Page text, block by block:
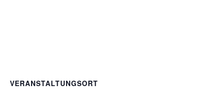
VERANSTALTUNGSORT